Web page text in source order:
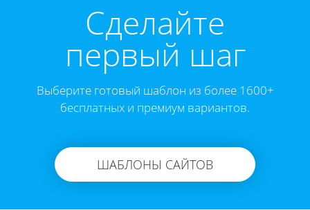
Cделайте
первый шаг
Выберите готовый шаблон из более 1600+
бесплатных и премиум вариантов.
ШАБЛОНЫ САЙТОВ